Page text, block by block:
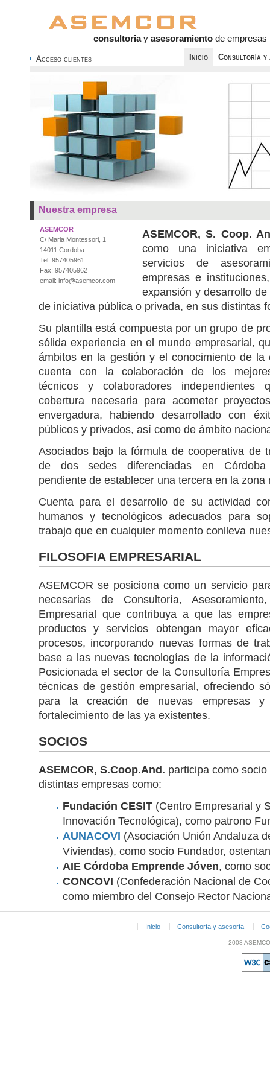
consultoriay asesoramiento de empresas
Acceso clientes Inicio Consultoría y
Nuestra empresa
ASEMCOR
C/ Maria Montessori, 1
14011 Cordoba
Tel: 957405961
Fax: 957405962
email: info@asemcor.com
ASEMCOR, S. Coop.
como una iniciativa
servicios de
empresas e
expansión y desarrollo
de iniciativa pública o privada, en sus distintas
Su plantilla está compuesta por un grupo de
sólida experiencia en el mundo empresarial,
ámbitos en la gestión y el conocimiento de la
cuenta con la colaboración de los
técnicos y colaboradores independientes
cobertura necesaria para acometer
envergadura, habiendo desarrollado con
públicos y privados, así como de ámbito
Asociados bajo la fórmula de cooperativa de
de dos sedes diferenciadas en Córdoba
pendiente de establecer una tercera en la zona
Cuenta para el desarrollo de su actividad
humanos y tecnológicos adecuados para
trabajo que en cualquier momento conlleva
FILOSOFIA EMPRESARIAL
ASEMCOR se posiciona como un servicio
necesarias de Consultoría,
Empresarial que contribuya a que las
productos y servicios obtengan mayor
procesos, incorporando nuevas formas de
base a las nuevas tecnologías de la
Posicionada el sector de la Consultoría
técnicas de gestión empresarial, ofreciendo
para la creación de nuevas empresas
fortalecimiento de las ya existentes.
SOCIOS
ASEMCOR, S.Coop.And. participa como
distintas empresas como:
Fundación CESIT (Centro Empresarial y
Innovación Tecnológica), como patrono
AUNACOVI (Asociación Unión Andaluza
Viviendas), como socio Fundador,
AIE Córdoba Emprende Jóven, como
CONCOVI (Confederación Nacional de
como miembro del Consejo Rector
Inicio Consultoría y asesoría
2008